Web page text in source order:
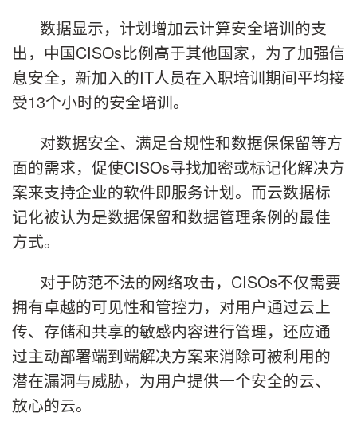
数据显示，计划增加云计算安全培训的支
出，中国CISOs比例高于其他国家，为了加强信
息安全，新加入的IT人员在入职培训期间平均接
受13个小时的安全培训。
对数据安全、满足合规性和数据保保留等方
面的需求，促使CISOs寻找加密或标记化解决方
案来支持企业的软件即服务计划。而云数据标
记化被认为是数据保留和数据管理条例的最佳
方式。
对于防范不法的网络攻击，CISOs不仅需要
拥有卓越的可见性和管控力，对用户通过云上
传、存储和共享的敏感内容进行管理，还应通
过主动部署端到端解决方案来消除可被利用的
潜在漏洞与威胁，为用户提供一个安全的云、
放心的云。